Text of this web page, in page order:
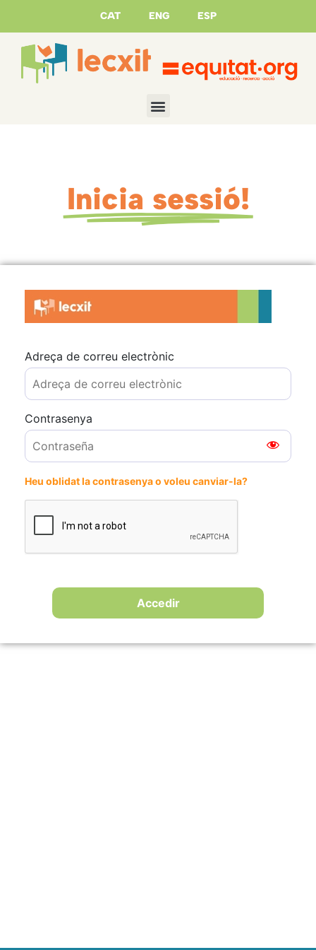
CAT ENG ESP
Inicia sessió!
Adreça de correu electrònic
Contrasenya
Heu oblidat la contrasenya o voleu canviar-la?